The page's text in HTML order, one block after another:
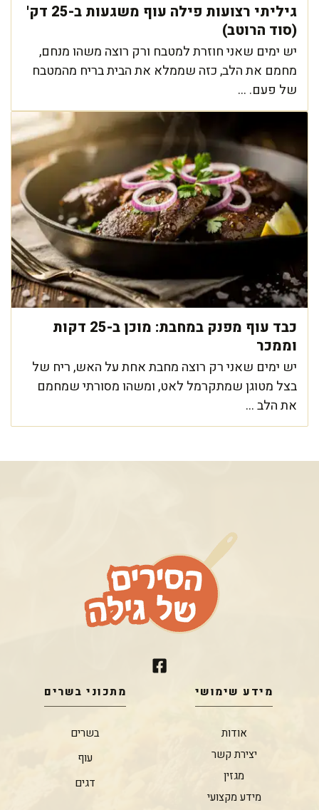
גיליתי רצועות פילה עוף משגעות ב-25 דק'
(סוד הרוטב)
יש ימים שאני חוזרת למטבח ורק רוצה משהו מנחם,
מחמם את הלב, כזה שממלא את הבית בריח מהמטבח
של פעם. ...
כבד עוף מפנק במחבת: מוכן ב-25 דקות
וממכר
יש ימים שאני רק רוצה מחבת אחת על האש, ריח של
בצל מטוגן שמתקרמל לאט, ומשהו מסורתי שמחמם
את הלב ...
מידע שימושי
אודות
יצירת קשר
מגזין
מידע מקצועי
מתכוני בשרים
בשרים
עוף
דגים